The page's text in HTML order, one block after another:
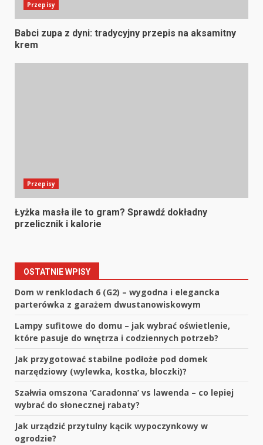
Przepisy
Babci zupa z dyni: tradycyjny przepis na aksamitny
krem
Przepisy
Łyżka masła ile to gram? Sprawdź dokładny
przelicznik i kalorie
OSTATNIE WPISY
Dom w renklodach 6 (G2) – wygodna i elegancka
parterówka z garażem dwustanowiskowym
Lampy sufitowe do domu – jak wybrać oświetlenie,
które pasuje do wnętrza i codziennych potrzeb?
Jak przygotować stabilne podłoże pod domek
narzędziowy (wylewka, kostka, bloczki)?
Szałwia omszona ‘Caradonna’ vs lawenda – co lepiej
wybrać do słonecznej rabaty?
Jak urządzić przytulny kącik wypoczynkowy w
ogrodzie?